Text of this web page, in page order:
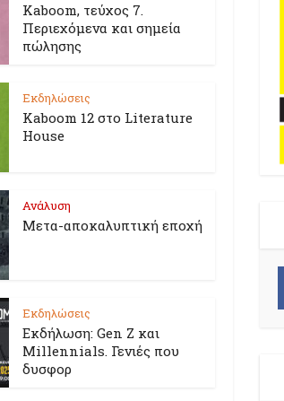
Kaboom, τεύχος 7.
Περιεχόμενα και σημεία
πώλησης
Εκδηλώσεις
Kaboom 12 στο Literature
House
Ανάλυση
Μετα-αποκαλυπτική εποχή
Εκδηλώσεις
Εκδήλωση: Gen Z και
Millennials. Γενιές που
δυσφορ